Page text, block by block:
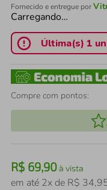
Fornecido e entregue por
Carregando…
Última(s) 1
Compre com pontos:
R$ 69,90à vista
em até 2x de R$ 34,